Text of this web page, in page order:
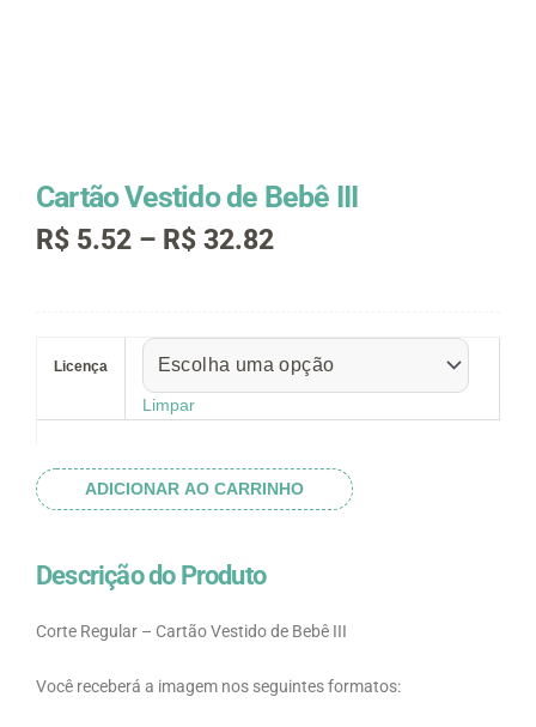
Cartão Vestido de Bebê III
R$ 5.52 – R$ 32.82Faixa
através
R$ 32.82
Licença
Limpar
ADICIONAR AO CARRINHO
Descrição do Produto
Corte Regular – Cartão Vestido de Bebê III
Você receberá a imagem nos seguintes formatos: